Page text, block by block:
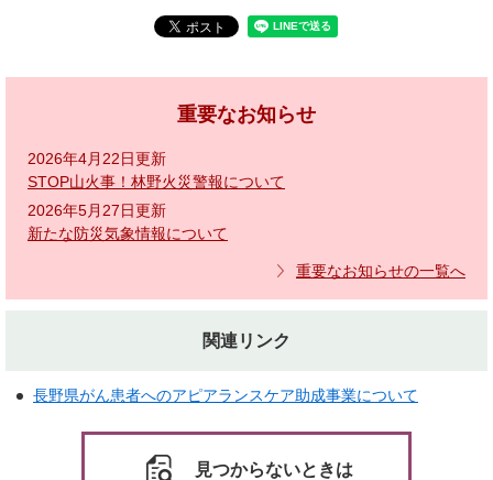
重要なお知らせ
2026年4月22日更新
STOP山火事！林野火災警報について
2026年5月27日更新
新たな防災気象情報について
重要なお知らせの一覧へ
関連リンク
長野県がん患者へのアピアランスケア助成事業について
見つからないときは